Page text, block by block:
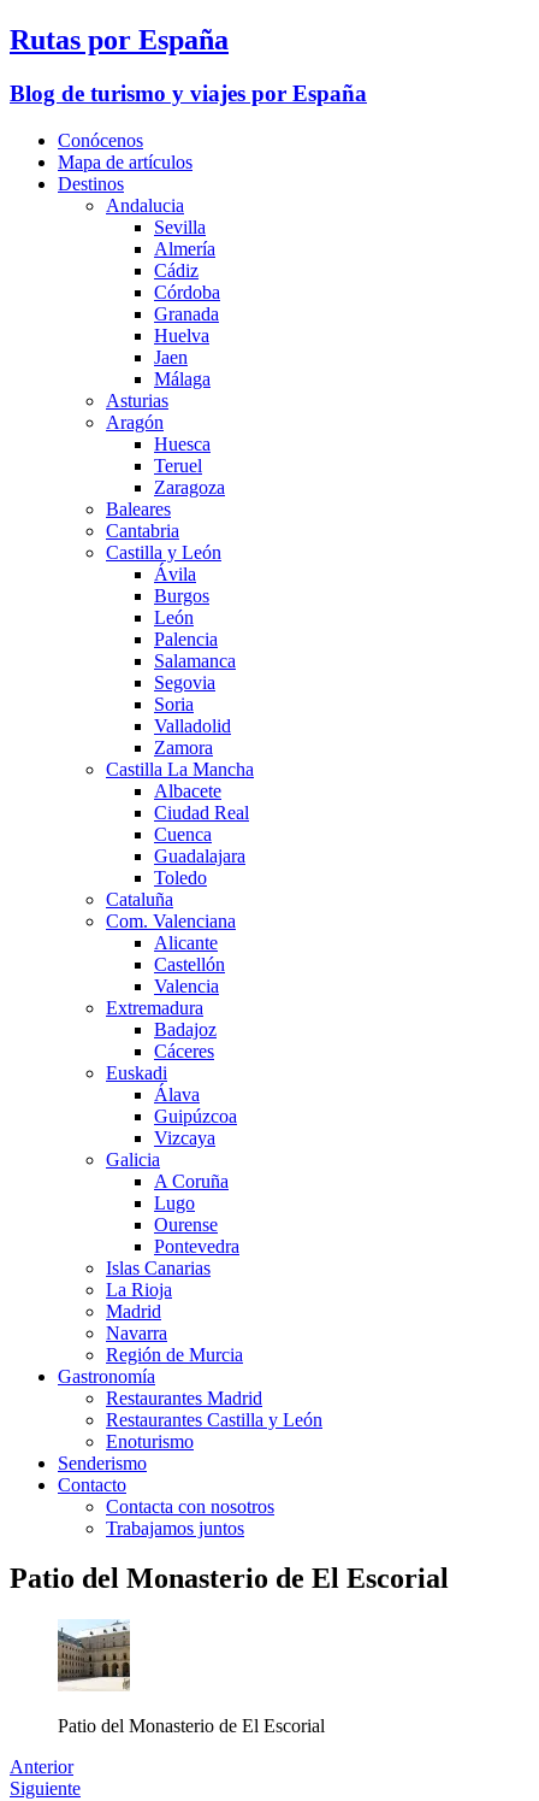
Rutas por España
Blog de turismo y viajes por España
Conócenos
Mapa de artículos
Destinos
Andalucia
Sevilla
Almería
Cádiz
Córdoba
Granada
Huelva
Jaen
Málaga
Asturias
Aragón
Huesca
Teruel
Zaragoza
Baleares
Cantabria
Castilla y León
Ávila
Burgos
León
Palencia
Salamanca
Segovia
Soria
Valladolid
Zamora
Castilla La Mancha
Albacete
Ciudad Real
Cuenca
Guadalajara
Toledo
Cataluña
Com. Valenciana
Alicante
Castellón
Valencia
Extremadura
Badajoz
Cáceres
Euskadi
Álava
Guipúzcoa
Vizcaya
Galicia
A Coruña
Lugo
Ourense
Pontevedra
Islas Canarias
La Rioja
Madrid
Navarra
Región de Murcia
Gastronomía
Restaurantes Madrid
Restaurantes Castilla y León
Enoturismo
Senderismo
Contacto
Contacta con nosotros
Trabajamos juntos
Patio del Monasterio de El Escorial
Patio del Monasterio de El Escorial
Anterior
Siguiente